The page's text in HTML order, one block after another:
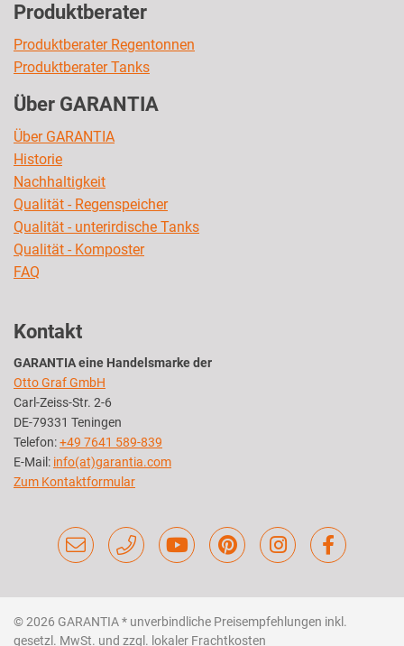
Produktberater
Produktberater Regentonnen
Produktberater Tanks
Über GARANTIA
Über GARANTIA
Historie
Nachhaltigkeit
Qualität - Regenspeicher
Qualität - unterirdische Tanks
Qualität - Komposter
FAQ
Kontakt
GARANTIA eine Handelsmarke der
Otto Graf GmbH
Carl-Zeiss-Str. 2-6
DE-79331 Teningen
Telefon:+49 7641 589-839
E-Mail: info(at)garantia.com
Zum Kontaktformular
© 2026 GARANTIA* unverbindliche Preisempfehlungen inkl.
gesetzl. MwSt. und zzgl. lokaler Frachtkosten